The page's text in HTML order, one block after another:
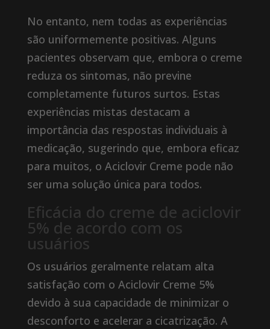
No entanto, nem todas as experiências
são uniformemente positivas. Alguns
pacientes observam que, embora o creme
reduza os sintomas, não previne
completamente futuros surtos. Estas
experiências mistas destacam a
importância das respostas individuais à
medicação, sugerindo que, embora eficaz
para muitos, o Aciclovir Creme pode não
ser uma solução única para todos.
Eficácia do creme de aciclovir
5% de acordo com os
usuários
Os usuários geralmente relatam alta
satisfação com o Aciclovir Creme 5%
devido à sua capacidade de minimizar o
desconforto e acelerar a cicatrização. A